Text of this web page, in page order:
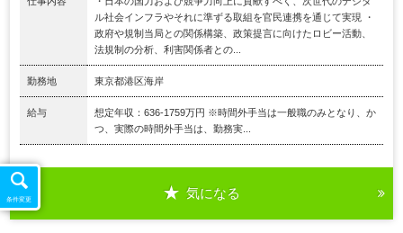
ル社会インフラやそれに準ずる取組を官民連携を通じて実現 ・
政府や規制当局との関係構築、政策提言に向けたロビー活動、
法規制の分析、利害関係者との...
勤務地 東京都港区海岸
給与
想定年収：636-1759万円 ※時間外手当は一般職のみとなり、か
つ、実際の時間外手当は、勤務実...
気になる
条件変更